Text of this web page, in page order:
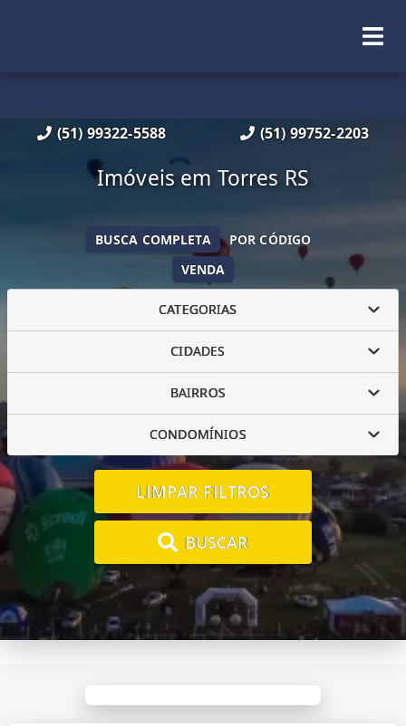
(51) 99322-5588 (51) 99752-2203
Imóveis em Torres RS
VENDA
BUSCA COMPLETA POR CÓDIGO
CATEGORIAS
CIDADES
BAIRROS
CONDOMÍNIOS
LIMPAR FILTROS
BUSCAR